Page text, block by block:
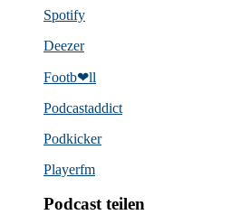
Spotify
Deezer
Footb❤ll
Podcast­addict
Podkicker
Playerfm
Podcast teilen